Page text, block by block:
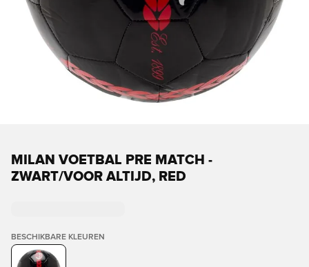
MILAN VOETBAL PRE MATCH -
ZWART/VOOR ALTIJD, RED
BESCHIKBARE KLEUREN